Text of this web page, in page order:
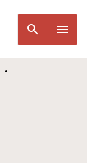
search menu
•